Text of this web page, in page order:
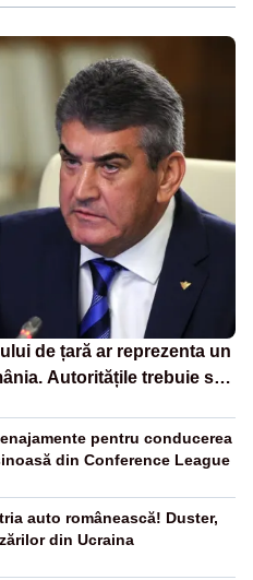
de țară ar reprezenta un
Autoritățile trebuie să
economice și
pentru conducerea
din Conference League
auto românească! Duster,
din Ucraina